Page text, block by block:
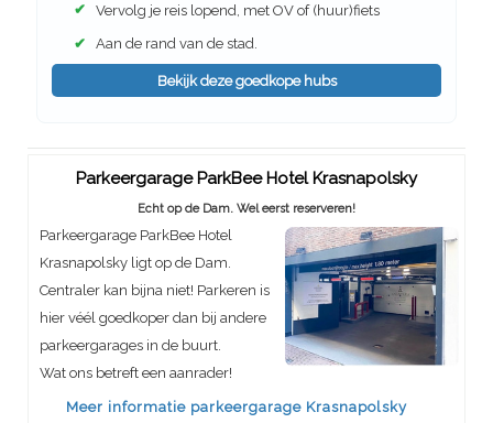
✔ Vervolg je reis lopend, met OV of (huur)fiets
✔ Aan de rand van de stad.
Bekijk deze goedkope hubs
Parkeergarage ParkBee Hotel Krasnapolsky
Echt op de Dam. Wel eerst reserveren!
Parkeergarage ParkBee Hotel
Krasnapolsky ligt op de Dam.
Centraler kan bijna niet! Parkeren is
hier véél goedkoper dan bij andere
parkeergarages in de buurt.
Wat ons betreft een aanrader!
Meer informatie parkeergarage Krasnapolsky